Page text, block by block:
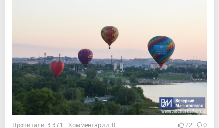
Прочитали: 3 371 Комментарии: 0 22 0